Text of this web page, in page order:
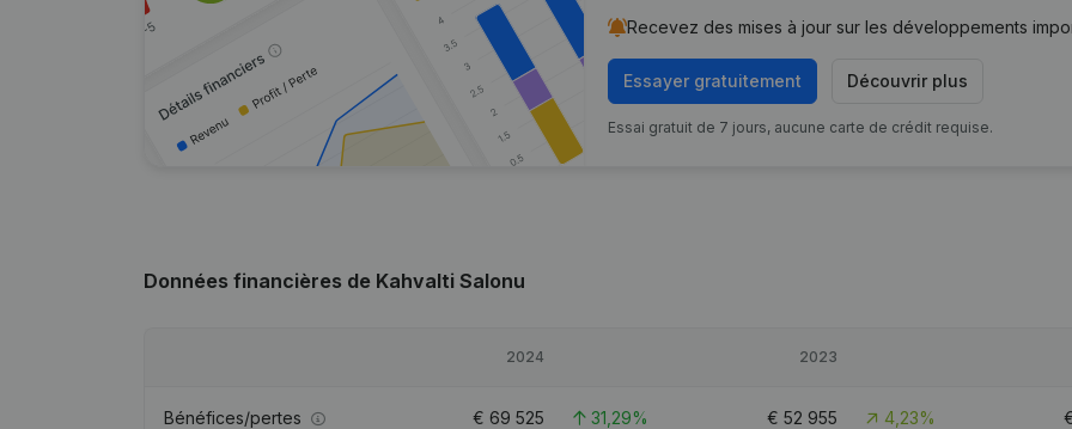
Recevez des mises à jour sur les développements
Essayer gratuitement Découvrir plus
Essai gratuit de 7 jours, aucune carte de crédit requise.
Données financières de Kahvalti Salonu
2024 2023
Bénéfices/pertes € 69 525 31,29% € 52 955 4,23%